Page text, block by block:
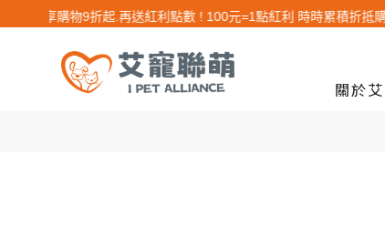
員享購物9折起.再送紅利點數 ! 100元=1點紅利 時時累積折抵購物
關於